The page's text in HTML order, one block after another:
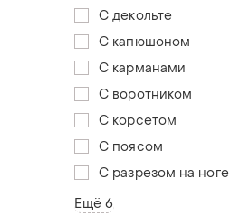
С декольте
С капюшоном
С карманами
С воротником
С корсетом
С поясом
С разрезом на ноге
Ещё 6